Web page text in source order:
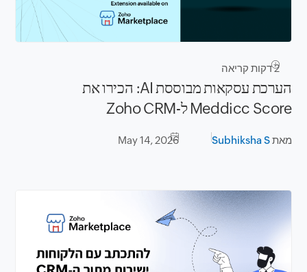
2דקות קריאה
הערכת עסקאות מבוססת AI: הכירו את
Meddicc Score ל-Zoho CRM
מאתSubhiksha S
May 14, 2026